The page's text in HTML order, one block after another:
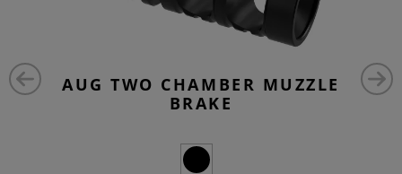
AUG TWO CHAMBER MUZZLE
BRAKE